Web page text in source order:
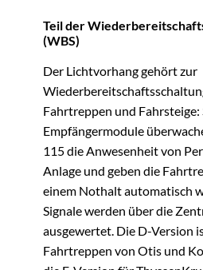
Teil der
(WBS)
Der Lichtvorhang gehört zur
Fahrtreppen und Fahrsteige:
Empfängermodule
115 die Anwesenheit von
Anlage und geben die
einem Nothalt automatisch
Signale werden über die
ausgewertet. Die D-Version
Fahrtreppen von Otis und